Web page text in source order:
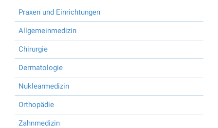
Praxen und Einrichtungen
Allgemeinmedizin
Chirurgie
Dermatologie
Nuklearmedizin
Orthopädie
Zahnmedizin